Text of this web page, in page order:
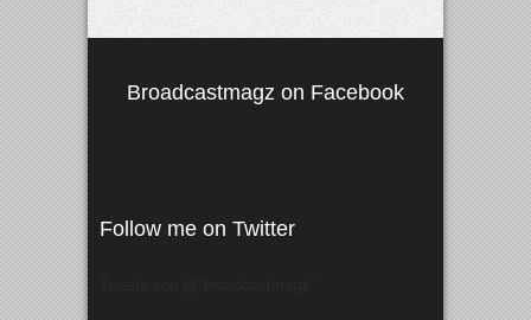
Broadcastmagz on Facebook
Follow me on Twitter